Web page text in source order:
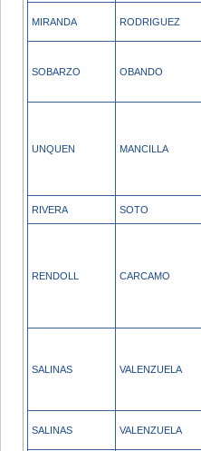
MIRANDA RODRIGUEZ
SOBARZO OBANDO
UNQUEN MANCILLA
RIVERA SOTO
RENDOLL CARCAMO
SALINAS VALENZUELA
SALINAS VALENZUELA